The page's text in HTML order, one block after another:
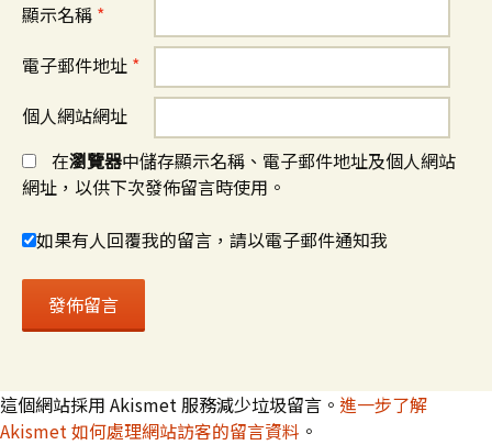
顯示名稱 *
電子郵件地址 *
個人網站網址
在瀏覽器中儲存顯示名稱、電子郵件地址及個人網站
網址，以供下次發佈留言時使用。
如果有人回覆我的留言，請以電子郵件通知我
這個網站採用 Akismet 服務減少垃圾留言。 進一步了解
Akismet 如何處理網站訪客的留言資料 。